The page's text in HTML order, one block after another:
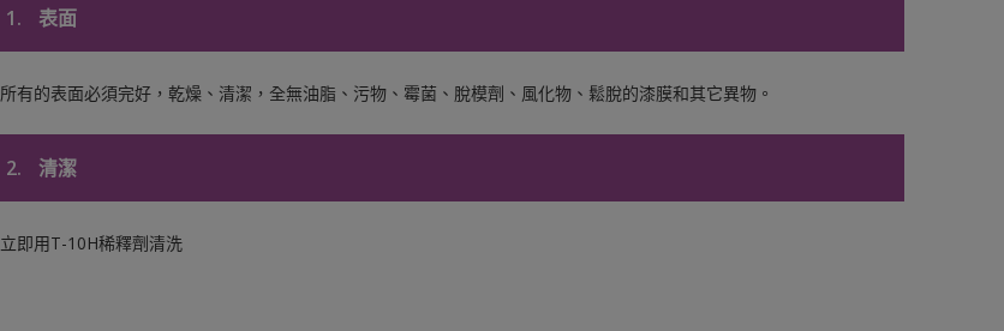
1. 表面
所有的表面必須完好，乾燥、清潔，全無油脂、污物、霉菌、脫模劑、風化物、鬆脫的漆膜和其它異物。
2. 清潔
立即用T-10H稀釋劑清洗